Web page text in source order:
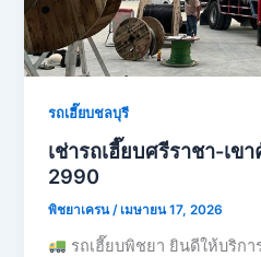
รถเฮี๊ยบชลบุรี
เช่ารถเฮี๊ยบศรีราชา-เ
2990
พิชยาเครน/ เมษายน 17, 2026
รถเฮี๊ยบพิชยา ยินดีให้บริกา